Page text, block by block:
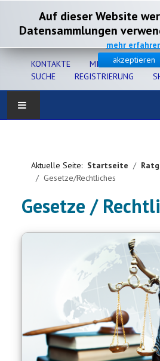
KONTAKTE MITGLIEDERSERVICE
SUCHE
REGISTRIERUNG
Verband
Service
Aktuelle Seite: Startseite
Gesetze/Rechtliches
Auf dieser Website
Datensammlungen
mehr
akzeptieren
Gesetze /